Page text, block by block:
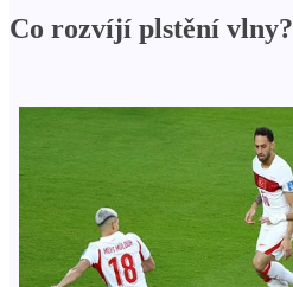
Co rozvíjí plstění vlny?